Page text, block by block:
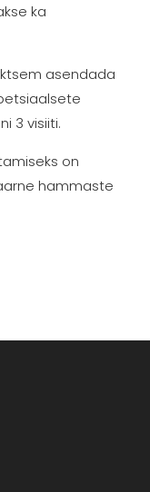
ka
asendada
3 visiiti.
on
hammaste